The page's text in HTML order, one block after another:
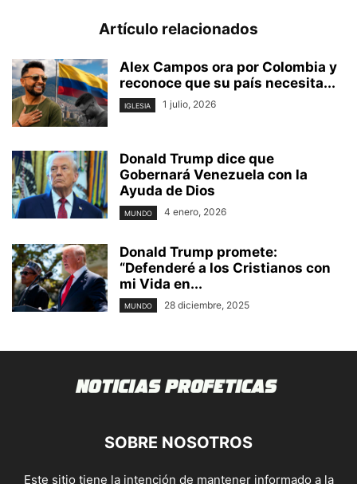
Artículo relacionados
Alex Campos ora por Colombia y
reconoce que su país necesita...
IGLESIA 1 julio, 2026
Donald Trump dice que
Gobernará Venezuela con la
Ayuda de Dios
MUNDO 4 enero, 2026
Donald Trump promete:
“Defenderé a los Cristianos con
mi Vida en...
MUNDO 28 diciembre, 2025
SOBRE NOSOTROS
Este sitio tiene la intención de mantener informado a la